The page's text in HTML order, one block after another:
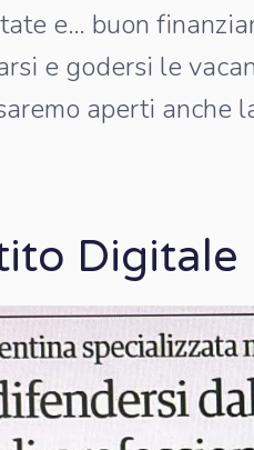
e… buon
e godersi le
aperti anche
Digitale